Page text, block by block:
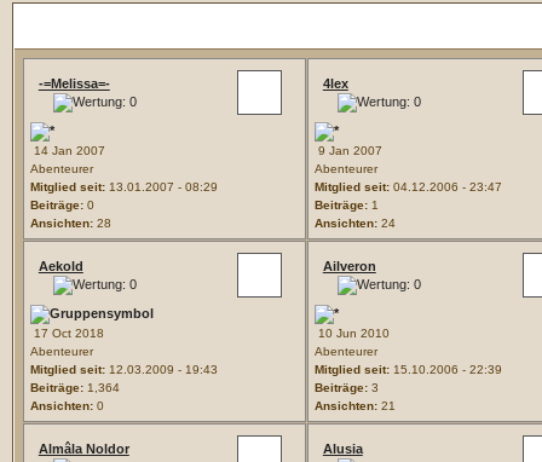
-=Melissa=-
14 Jan 2007
Abenteurer
Mitglied seit:13.01.2007 - 08:29
Beiträge:0
Ansichten:28
4lex
9 Jan 2007
Abenteurer
Mitglied seit:04.12.2006 - 23:47
Beiträge:1
Ansichten:24
Aekold
17 Oct 2018
Abenteurer
Mitglied seit:12.03.2009 - 19:43
Beiträge:1,364
Ansichten:0
Ailveron
10 Jun 2010
Abenteurer
Mitglied seit:15.10.2006 - 22:39
Beiträge:3
Ansichten:21
Almâla Noldor Alusia